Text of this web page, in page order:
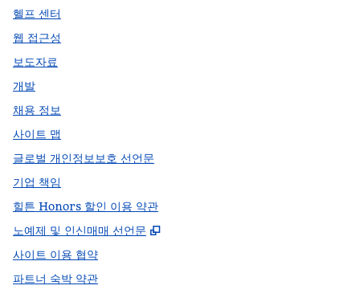
헬프 센터
웹 접근성
보도자료
개발
채용 정보
사이트 맵
글로벌 개인정보보호 선언문
기업 책임
힐튼 Honors 할인 이용 약관
노예제 및 인신매매 선언문
,
사이트 이용 협약
파트너 숙박 약관